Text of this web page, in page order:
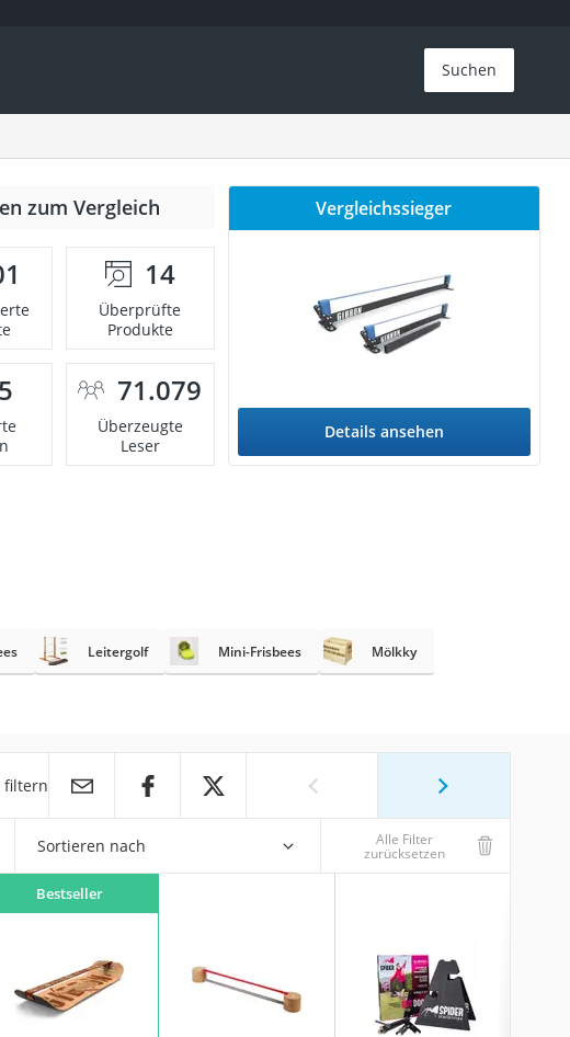
Suchen
zum Vergleich
14
Überprüfte
Produkte
71.079
Überzeugte
Leser
Vergleichssieger
Details ansehen
Leitergolf Mini-Frisbees Mölkky
filtern
Sortieren nach Alle Filter
zurücksetzen
Bestseller